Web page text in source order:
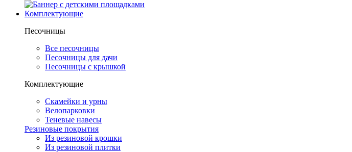
Комплектующие
Песочницы
Все песочницы
Песочницы для дачи
Песочницы с крышкой
Комплектующие
Скамейки и урны
Велопарковки
Теневые навесы
Резиновые покрытия
Из резиновой крошки
Из резиновой плитки